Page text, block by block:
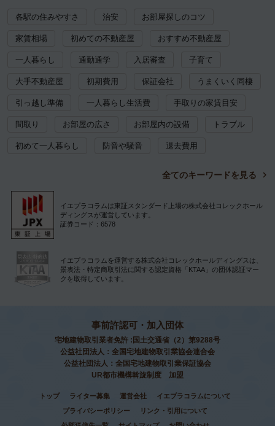
各駅の住みやすさ 治安 お部屋探しのコツ
家賃相場 初めての不動産屋 おすすめ不動産屋
一人暮らし 通勤通学 入居審査 子育て
大手不動産屋 初期費用 保証会社 うまくいく同棲
引っ越し準備 一人暮らし生活費 手取りの家賃目安
間取り お部屋の広さ お部屋内の設備 トラブル
初めて一人暮らし 防音や騒音 退去費用
全てのキーワードを見る
イエプラコラムは東証スタンダード上場の株式会社コレックホール
ディングスが運営しています。
証券コード：6578
イエプラコラムを運営する株式会社コレックホールディングスは、
景表法・特定商取引法に関する認定資格「KTAA」の団体認証マー
クを取得しています。
事前許認可・加入団体
宅地建物取引業者免許 :国土交通省（2）第9288号
公益社団法人：全国宅地建物取引業協会連合会
公益社団法人：全国宅地建物取引業保証協会
UR都市機構斡旋制度 加盟
トップ ライター募集 運営会社
イエプラコラムについて
プライバシーポリシー
リンク・引用について